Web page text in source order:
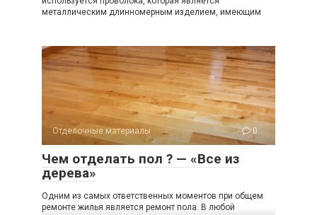
металлическим длинномерным изделием, имеющим
Отделочные материалы 0
Чем отделать пол ? — «Все из
дерева»
Одним из самых ответственных моментов при общем
ремонте жилья является ремонт пола. В любой